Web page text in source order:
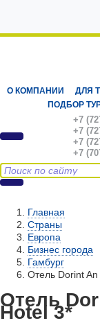
О КОМПАНИИ ДЛЯ
ПОДБОР
+7
+7
+7
+7
Главная
Страны
Европа
Бизнес города
Гамбург
Отель Dorint
Отель
Hotel 3*